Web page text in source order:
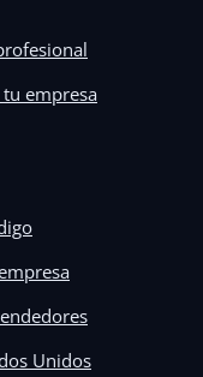
empresa
Unidos